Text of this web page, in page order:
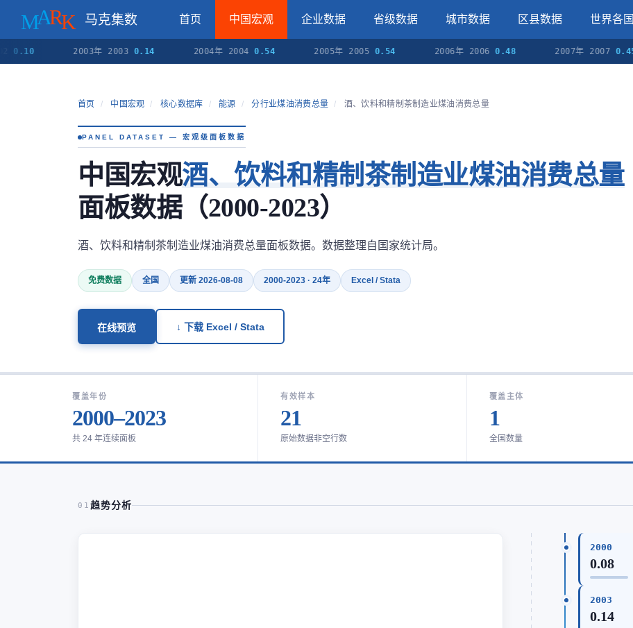
马克集数 首页 中国宏观 企业数据 省级数据 城市数据 区县数据 世界各国
2003年 20030.14 2004年 20040.54 2005年 20050.54 2006年 20060.48 2007年 20070.45
首页 / 中国宏观 / 核心数据库 / 能源 / 分行业煤油消费总量 / 酒、饮料和精制茶制造业煤油消费总量
PANEL DATASET — 宏观级面板数据
中国宏观酒、饮料和精制茶制造业煤油消费总量
面板数据（2000-2023）
酒、饮料和精制茶制造业煤油消费总量面板数据。数据整理自国家统计局。
免费数据 全国 更新 2026-08-08 2000-2023 · 24年 Excel / Stata
在线预览 ↓ 下载 Excel / Stata
覆盖年份
2000–2023
共 24 年连续面板
有效样本
21
原始数据非空行数
覆盖主体
1
全国数量
01 趋势分析
2000
0.08
2003
0.14